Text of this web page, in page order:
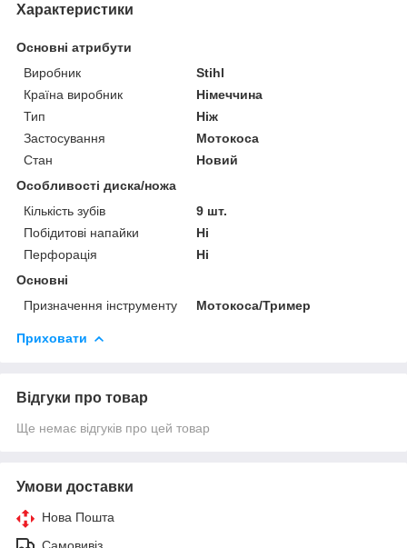
Характеристики
Основні атрибути
Виробник
Stihl
Країна виробник
Німеччина
Тип
Ніж
Застосування
Мотокоса
Стан
Новий
Особливості диска/ножа
Кількість зубів
9 шт.
Побідитові напайки
Ні
Перфорація
Ні
Основні
Призначення інструменту
Мотокоса/Тример
Приховати
Відгуки про товар
Ще немає відгуків про цей товар
Умови доставки
Нова Пошта
Самовивіз